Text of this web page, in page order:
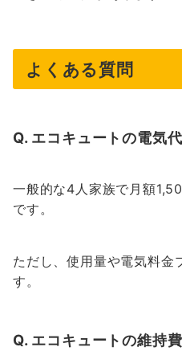
よくある質問
Q. エコキュートの電気
一般的な4人家族で月額
です。
ただし、使用量や電気料金
す。
Q. エコキュートの維持